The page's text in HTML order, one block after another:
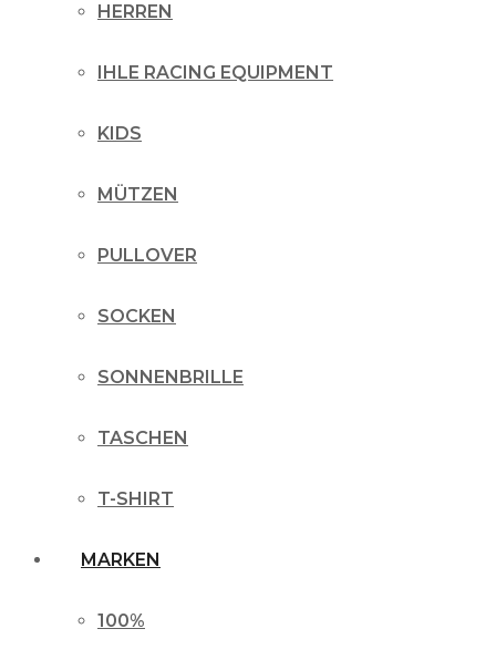
HERREN
IHLE RACING EQUIPMENT
KIDS
MÜTZEN
PULLOVER
SOCKEN
SONNENBRILLE
TASCHEN
T-SHIRT
MARKEN
100%